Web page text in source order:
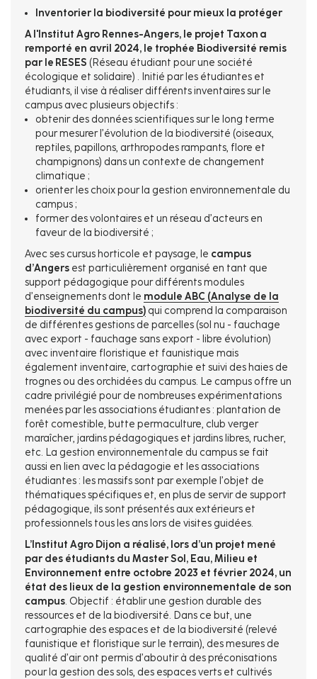
Inventorier la biodiversité pour mieux la protéger
A l'Institut Agro Rennes-Angers, le projet Taxon a
remporté en avril 2024, le trophée Biodiversité remis
par le RESES (Réseau étudiant pour une société
écologique et solidaire) . Initié par les étudiantes et
étudiants, il vise à réaliser différents inventaires sur le
campus avec plusieurs objectifs :
obtenir des données scientifiques sur le long terme
pour mesurer l’évolution de la biodiversité (oiseaux,
reptiles, papillons, arthropodes rampants, flore et
champignons) dans un contexte de changement
climatique ;
orienter les choix pour la gestion environnementale du
campus ;
former des volontaires et un réseau d’acteurs en
faveur de la biodiversité ;
Avec ses cursus horticole et paysage, le campus
d’Angers est particulièrement organisé en tant que
support pédagogique pour différents modules
d’enseignements dont le module ABC (Analyse de la
biodiversité du campus) qui comprend la comparaison
de différentes gestions de parcelles (sol nu - fauchage
avec export - fauchage sans export - libre évolution)
avec inventaire floristique et faunistique mais
également inventaire, cartographie et suivi des haies de
trognes ou des orchidées du campus. Le campus offre un
cadre privilégié pour de nombreuses expérimentations
menées par les associations étudiantes : plantation de
forêt comestible, butte permaculture, club verger
maraîcher, jardins pédagogiques et jardins libres, rucher,
etc. La gestion environnementale du campus se fait
aussi en lien avec la pédagogie et les associations
étudiantes : les massifs sont par exemple l’objet de
thématiques spécifiques et, en plus de servir de support
pédagogique, ils sont présentés aux extérieurs et
professionnels tous les ans lors de visites guidées.
L’Institut Agro Dijon a réalisé, lors d’un projet mené
par des étudiants du Master Sol, Eau, Milieu et
Environnement entre octobre 2023 et février 2024, un
état des lieux de la gestion environnementale de son
campus. Objectif : établir une gestion durable des
ressources et de la biodiversité. Dans ce but, une
cartographie des espaces et de la biodiversité (relevé
faunistique et floristique sur le terrain), des mesures de
qualité d’air ont permis d’aboutir à des préconisations
pour la gestion des sols, des espaces verts et cultivés